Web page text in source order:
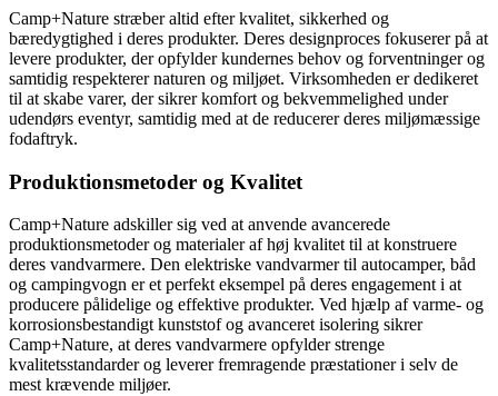
Camp+Nature stræber altid efter kvalitet, sikkerhed og
bæredygtighed i deres produkter. Deres designproces fokuserer på at
levere produkter, der opfylder kundernes behov og forventninger og
samtidig respekterer naturen og miljøet. Virksomheden er dedikeret
til at skabe varer, der sikrer komfort og bekvemmelighed under
udendørs eventyr, samtidig med at de reducerer deres miljømæssige
fodaftryk.
Produktionsmetoder og Kvalitet
Camp+Nature adskiller sig ved at anvende avancerede
produktionsmetoder og materialer af høj kvalitet til at konstruere
deres vandvarmere. Den elektriske vandvarmer til autocamper, båd
og campingvogn er et perfekt eksempel på deres engagement i at
producere pålidelige og effektive produkter. Ved hjælp af varme- og
korrosionsbestandigt kunststof og avanceret isolering sikrer
Camp+Nature, at deres vandvarmere opfylder strenge
kvalitetsstandarder og leverer fremragende præstationer i selv de
mest krævende miljøer.